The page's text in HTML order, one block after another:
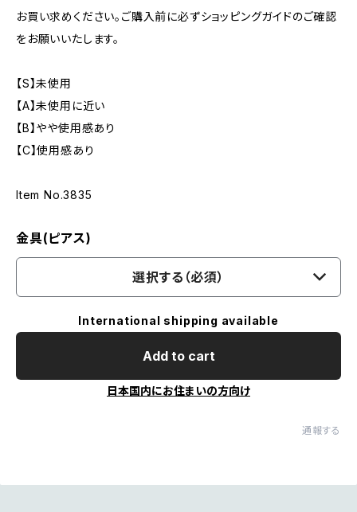
お買い求めください。ご購入前に必ずショッピングガイドのご確認
をお願いいたします。
【S】未使用
【A】未使用に近い
【B】やや使用感あり
【C】使用感あり
Item No.3835
金具(ピアス)
選択する（必須）
International shipping available
Add to cart
日本国内にお住まいの方向け
通報する